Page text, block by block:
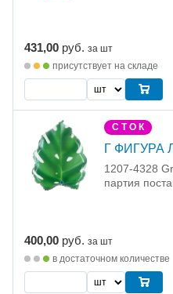
431,00 руб. за шт
присутствует на складе
С Т О К
Г ФИГУРА
1207-4328
партия
400,00 руб. за шт
в достаточном количестве